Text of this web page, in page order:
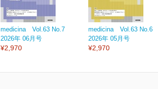
medicina Vol.63 No.7
2026年 06月号
¥2,970
medicina Vol.63 No.6
2026年 05月号
¥2,970